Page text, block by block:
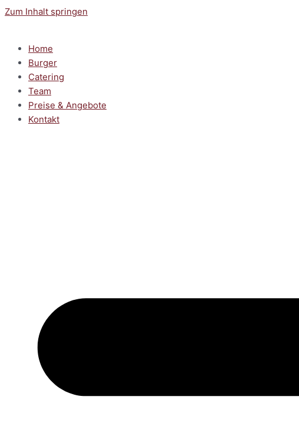
Zum Inhalt springen
Home
Burger
Catering
Team
Preise & Angebote
Kontakt